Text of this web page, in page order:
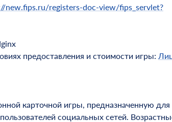
new.fips.ru/registers-doc-view/fips_servlet?
предоставления и стоимости игры:
карточной игры, предназначенную для
социальных сетей.